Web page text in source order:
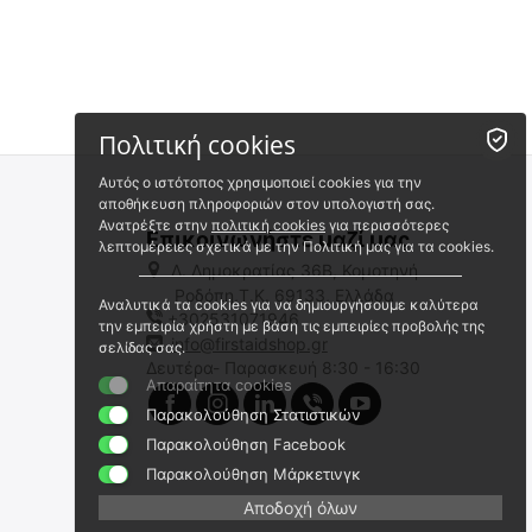
MORAKNIV COMPANION
Μαχαίρι Επιβίωσης
Άμεσα διαθέσιμο
Αποστολή εντός 24 ωρών
(χωρίς ΦΠΑ)
Morakniv Companion Resque
Mora-11828
Άμεσα διαθέσιμο
Αποστολή σε 1 εως 3
εργάσιμες
€22.80
€18.39(χωρίς ΦΠΑ)
Επικοινωνήστε μαζί μας
Λ. Δημοκρατίας 36Β, Κομοτηνή
Ροδόπη,Τ.Κ. 69133, Ελλάδα
+302531071946
info@firstaidshop.gr
Δευτέρα- Παρασκευή 8:30 - 16:30
Πολιτική cookies
Αυτός ο ιστότοπος χρησιμοποιεί cookies για την
αποθήκευση πληροφοριών στον υπολογιστή σας.
Ανατρέξτε στην πολιτική cookies για περισσότερες
λεπτομέρειες σχετικά με την Πολιτική μας για τα cookies.
Αναλυτικά τα cookies για να δημιουργήσουμε καλύτερα
την εμπειρία χρήστη με βάση τις εμπειρίες προβολής της
σελίδας σας.
Απαραίτητα cookies
Παρακολούθηση Στατιστικών
Παρακολούθηση Facebook
Παρακολούθηση Μάρκετινγκ
Αποδοχή όλων